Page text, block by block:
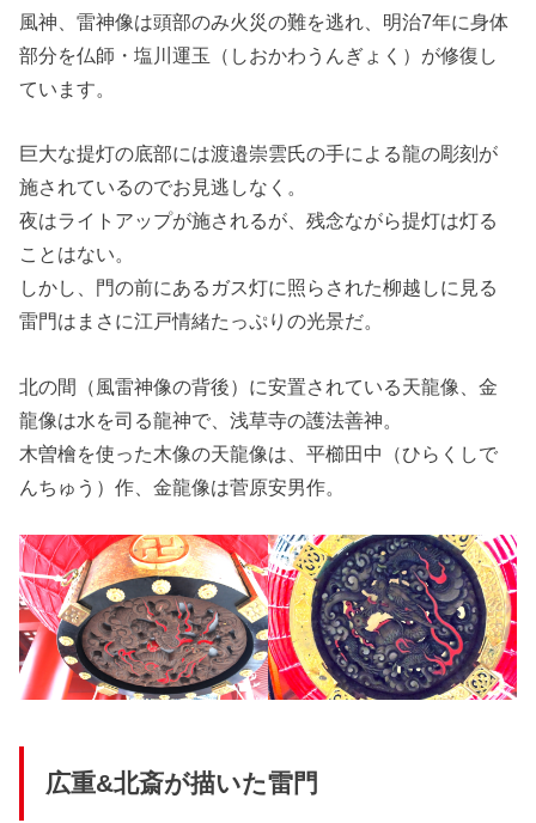
風神、雷神像は頭部のみ火災の難を逃れ、明治7年に身体
部分を仏師・塩川運玉（しおかわうんぎょく）が修復し
ています。
巨大な提灯の底部には渡邉崇雲氏の手による龍の彫刻が
施されているのでお見逃しなく。
夜はライトアップが施されるが、残念ながら提灯は灯る
ことはない。
しかし、門の前にあるガス灯に照らされた柳越しに見る
雷門はまさに江戸情緒たっぷりの光景だ。
北の間（風雷神像の背後）に安置されている天龍像、金
龍像は水を司る龍神で、浅草寺の護法善神。
木曽檜を使った木像の天龍像は、平櫛田中（ひらくしで
んちゅう）作、金龍像は菅原安男作。
広重&北斎が描いた雷門